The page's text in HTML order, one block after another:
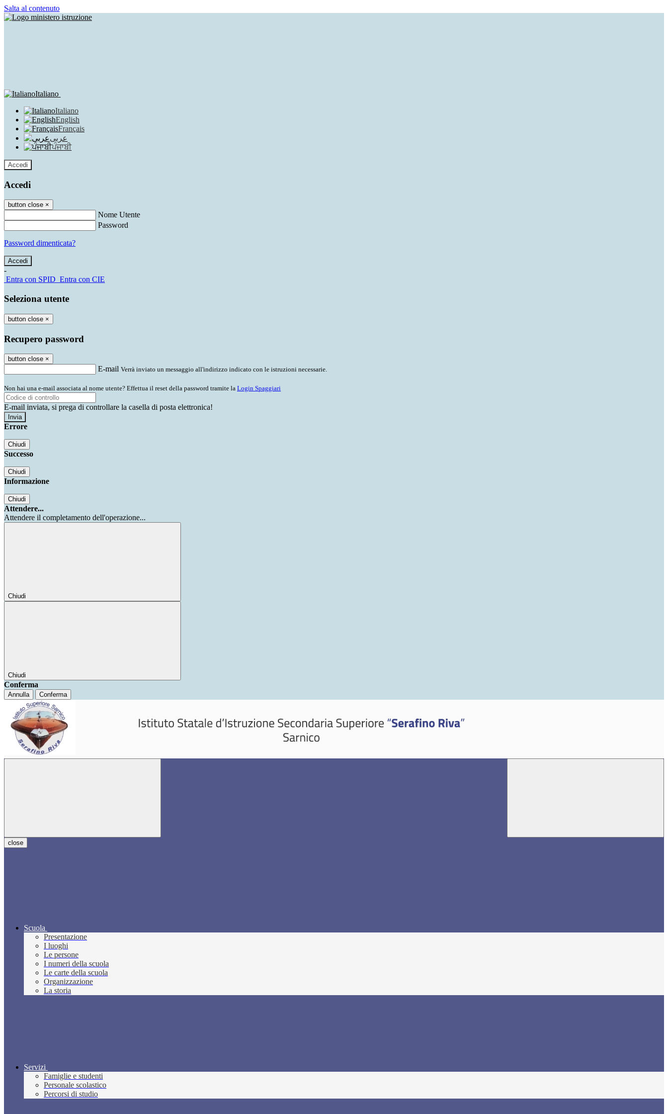
Salta al contenuto
Italiano
Italiano
English
Français
عربى
ਪੰਜਾਬੀ
Accedi
Accedi
button close ×
Nome Utente
Password
Password dimenticata?
-
Entra con SPID Entra con CIE
Seleziona utente
button close ×
Recupero password
button close ×
E-mail Verrà inviato un messaggio all'indirizzo indicato con le istruzioni necessarie.
Non hai una e-mail associata al nome utente? Effettua il reset della password tramite la Login Spaggiari
E-mail inviata, si prega di controllare la casella di posta elettronica!
Errore
Chiudi
Successo
Chiudi
Informazione
Chiudi
Attendere...
Attendere il completamento dell'operazione...
Chiudi
Chiudi
Conferma
Annulla Conferma
close
Scuola
Presentazione
I luoghi
Le persone
I numeri della scuola
Le carte della scuola
Organizzazione
La storia
Servizi
Famiglie e studenti
Personale scolastico
Percorsi di studio